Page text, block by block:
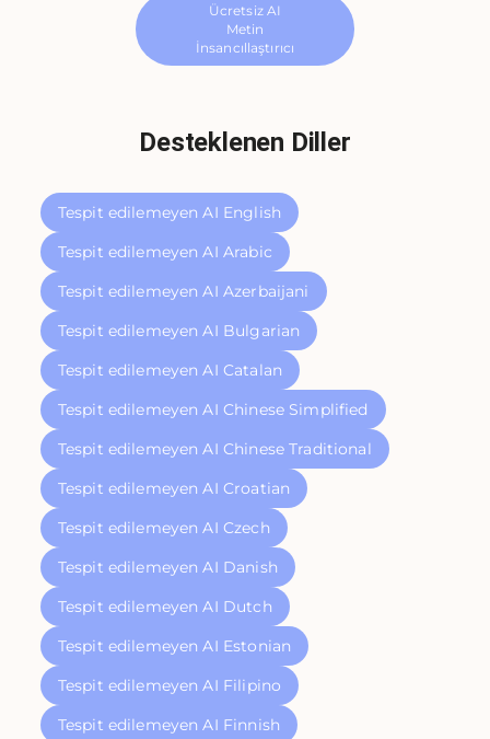
Ücretsiz AI
Metin
İnsancıllaştırıcı
Desteklenen Diller
Tespit edilemeyen AI English
Tespit edilemeyen AI Arabic
Tespit edilemeyen AI Azerbaijani
Tespit edilemeyen AI Bulgarian
Tespit edilemeyen AI Catalan
Tespit edilemeyen AI Chinese Simplified
Tespit edilemeyen AI Chinese Traditional
Tespit edilemeyen AI Croatian
Tespit edilemeyen AI Czech
Tespit edilemeyen AI Danish
Tespit edilemeyen AI Dutch
Tespit edilemeyen AI Estonian
Tespit edilemeyen AI Filipino
Tespit edilemeyen AI Finnish